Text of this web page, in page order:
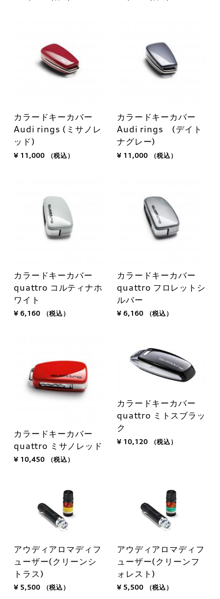
カラードキーカバー
Audi rings (ミサノレ
ッド)
¥ 11,000 （税込）
カラードキーカバー
Audi rings (デイト
ナグレー)
¥ 11,000 （税込）
カラードキーカバー
quattro コルティナホ
ワイト
¥ 6,160 （税込）
カラードキーカバー
quattro フロレットシ
ルバー
¥ 6,160 （税込）
カラードキーカバー
quattro ミサノレッド
¥ 10,450 （税込）
カラードキーカバー
quattro ミトスブラッ
ク
¥ 10,120 （税込）
アウディアロマディフ
ューザー(クリーンシ
トラス)
¥ 5,500 （税込）
アウディアロマディフ
ューザー(クリーンフ
ォレスト)
¥ 5,500 （税込）